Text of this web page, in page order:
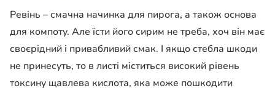
Ревінь – смачна начинка для пирога, а також основа
для компоту. Але їсти його сирим не треба, хоч він має
своєрідний і привабливий смак. І якщо стебла шкоди
не принесуть, то в листі міститься високий рівень
токсину щавлева кислота, яка може пошкодити